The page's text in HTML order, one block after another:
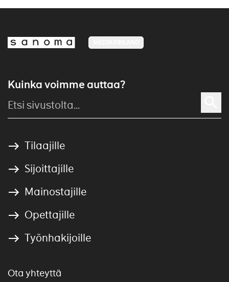
Kuinka voimme auttaa?
Tilaajille
Sijoittajille
Mainostajille
Opettajille
Työnhakijoille
Ota yhteyttä